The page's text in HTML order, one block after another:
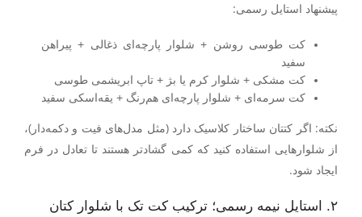
پیشنهاد استایل رسمی:
کت طوسی روشن + شلوار پارچه‌ای ذغالی + پیراهن
سفید
کت مشکی + شلوار کرم یا بژ + تاپ ابریشمی طوسی
کت سرمه‌ای + شلوار پارچه‌ای هم‌رنگ + یقه‌اسکی سفید
نکته: اگر کتتان ساختار کلاسیک دارد (مثل مدل‌های فیت و دکمه‌دار)،
از شلوارهایی استفاده کنید که کمی گشادتر هستند تا تعادل در فرم
ایجاد شود.
۲. استایل نیمه رسمی؛ ترکیب کت تک با شلوار کتان